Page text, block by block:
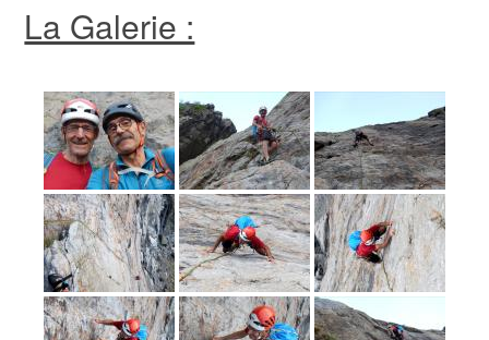
La Galerie :